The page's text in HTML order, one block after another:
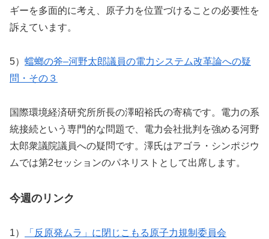
ギーを多面的に考え、原子力を位置づけることの必要性を
訴えています。
5） 蟷螂の斧–河野太郎議員の電力システム改革論への疑
問・その３
国際環境経済研究所所長の澤昭裕氏の寄稿です。電力の系
統接続という専門的な問題で、電力会社批判を強める河野
太郎衆議院議員への疑問です。澤氏はアゴラ・シンポジウ
ムでは第2セッションのパネリストとして出席します。
今週のリンク
1） 「反原発ムラ」に閉じこもる原子力規制委員会